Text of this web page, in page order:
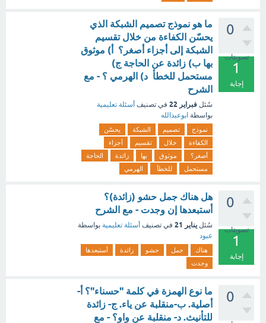
0
تصويتات
1
إجابة
ما هو نموذج تصميم الشبكة الذي
يحسّن الكفاءة من خلال تقسيم
الشبكة إلى أجزاء أصغر؟ أ) موثوق
بها ب) زائدة عن الحاجة ج)
مستحمل للخطأ د) الهرمي ؟ - مع
الشرح
سُئل فبراير 22 في تصنيف أسئلة تعليمية
بواسطة ابوعبدالله
نموذج تصميم الشبكة
يحسّن
الكفاءة
خلال تقسيم
أجزاء
أصغر؟
موثوق بها زائدة
الحاجة
مستحمل
للخطأ الهرمي
0
تصويتات
1
إجابة
هل هناك جمل حشو (زائدة)؟
أستبعدها إن وجدت - مع الشرح
سُئل يناير 21 في تصنيف أسئلة تعليمية بواسطة
عبود
هناك جمل حشو زائدة
أستبعدها
وجدت
0
ما نوع الهمزة في كلمة "حسناء"؟ أ-
أصلية. ب-منقلبة عن ياء. ج- زائدة
للتأنيث. د- منقلبة عن واو؟ - مع